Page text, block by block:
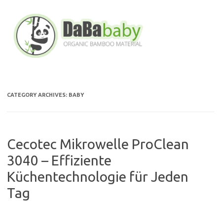
content
CATEGORY ARCHIVES: BABY
Cecotec Mikrowelle ProClean
3040 – Effiziente
Küchentechnologie für Jeden
Tag